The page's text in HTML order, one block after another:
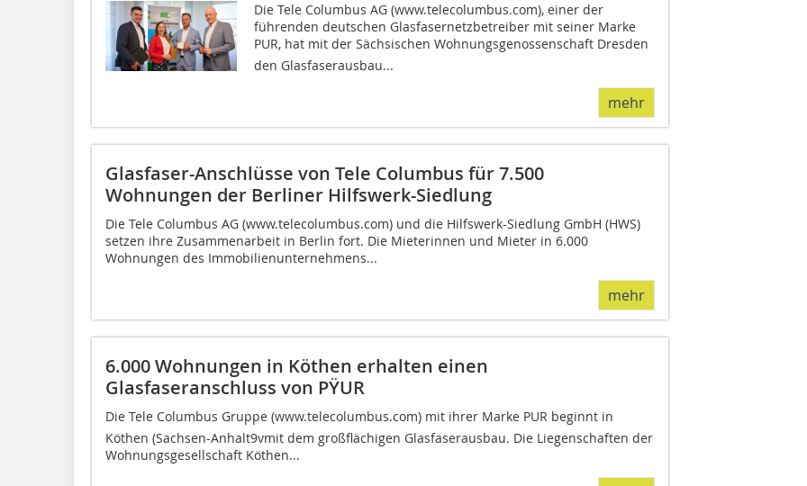
Die Tele Columbus AG (www.telecolumbus.com), einer der
führenden deutschen Glasfasernetzbetreiber mit seiner Marke
PUR, hat mit der Sächsischen Wohnungsgenossenschaft Dresden
den Glasfaserausbau...
mehr
Glasfaser-Anschlüsse von Tele Columbus für 7.500
Wohnungen der Berliner Hilfswerk-Siedlung
Die Tele Columbus AG (www.telecolumbus.com) und die Hilfswerk-Siedlung GmbH (HWS)
setzen ihre Zusammenarbeit in Berlin fort. Die Mieterinnen und Mieter in 6.000
Wohnungen des Immobilienunternehmens...
mehr
6.000 Wohnungen in Köthen erhalten einen
Glasfaseranschluss von PŸUR
Die Tele Columbus Gruppe (www.telecolumbus.com) mit ihrer Marke PUR beginnt in
Köthen (Sachsen-Anhalt9vmit dem großflächigen Glasfaserausbau. Die Liegenschaften der
Wohnungsgesellschaft Köthen...